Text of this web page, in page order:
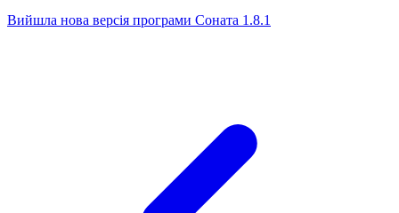
Вийшла нова версія програми Соната 1.8.1